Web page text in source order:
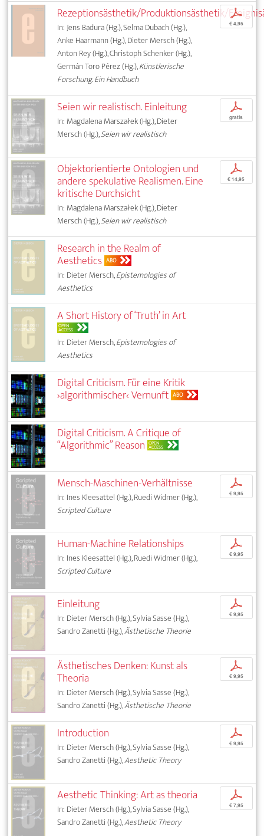
Rezeptionsästhetik/Produktionsästhetik/
In: Jens Badura (Hg.), Selma Dubach (Hg.),
Anke Haarmann (Hg.), Dieter Mersch (Hg.),
Anton Rey (Hg.), Christoph Schenker (Hg.),
Germán Toro Pérez (Hg.),Künstlerische
Forschung. Ein Handbuch
p
€ 4,95
Seien wir realistisch. Einleitung
In: Magdalena Marszałek (Hg.), Dieter
Mersch (Hg.),Seien wir realistisch
p
gratis
Objektorientierte Ontologien und
andere spekulative Realismen. Eine
kritische Durchsicht
In: Magdalena Marszałek (Hg.), Dieter
Mersch (Hg.),Seien wir realistisch
p
€ 14,95
Research in the Realm of
Aesthetics ABO
In: Dieter Mersch,Epistemologies of
Aesthetics
A Short History of ‘Truth’ in Art
OPEN
ACCESS
In: Dieter Mersch,Epistemologies of
Aesthetics
Digital Criticism. Für eine Kritik
›algorithmischer‹ Vernunft ABO
Digital Criticism. A Critique of
“Algorithmic” Reason OPEN
ACCESS
Mensch-Maschinen-Verhältnisse
In: Ines Kleesattel (Hg.), Ruedi Widmer (Hg.),
Scripted Culture
p
€ 9,95
Human-Machine Relationships
In: Ines Kleesattel (Hg.), Ruedi Widmer (Hg.),
Scripted Culture
p
€ 9,95
Einleitung
In: Dieter Mersch (Hg.), Sylvia Sasse (Hg.),
Sandro Zanetti (Hg.),Ästhetische Theorie
p
€ 9,95
Ästhetisches Denken: Kunst als
Theoria
In: Dieter Mersch (Hg.), Sylvia Sasse (Hg.),
Sandro Zanetti (Hg.),Ästhetische Theorie
p
€ 9,95
Introduction
In: Dieter Mersch (Hg.), Sylvia Sasse (Hg.),
Sandro Zanetti (Hg.),Aesthetic Theory
p
€ 9,95
Aesthetic Thinking: Art as theoria
In: Dieter Mersch (Hg.), Sylvia Sasse (Hg.),
Sandro Zanetti (Hg.),Aesthetic Theory
p
€ 7,95